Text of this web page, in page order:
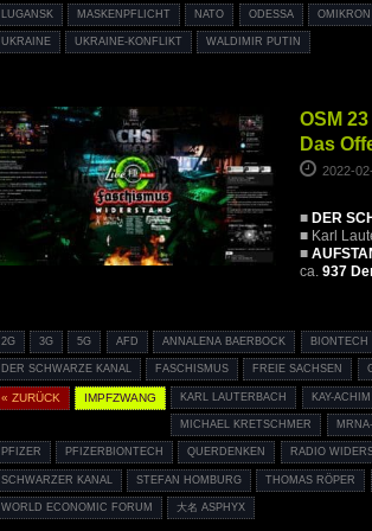
LUGANSK MASKENPFLICHT NATO ODESSA OMIKRON
UKRAINE UKRAINE-KONFLIKT WALDIMIR PUTIN
OSM
Das
2022-
■ DER
■ Karl
■
ca. 937
2G 3G 5G AFD ANNALENA BAERBOCK BIONTECH
DER SCHWARZE KANAL FASCHISMUS FREIE SACHSEN
« ZURÜCK IMPFZWANG KARL LAUTERBACH KAY-
MICHAEL KRETSCHMER
PFIZER PFIZERBIONTECH QUERDENKEN RADIO
SCHWARZER KANAL STEFAN HOMBURG THOMAS RÖPER
WORLD ECONOMIC FORUM 大名 ASPHYX